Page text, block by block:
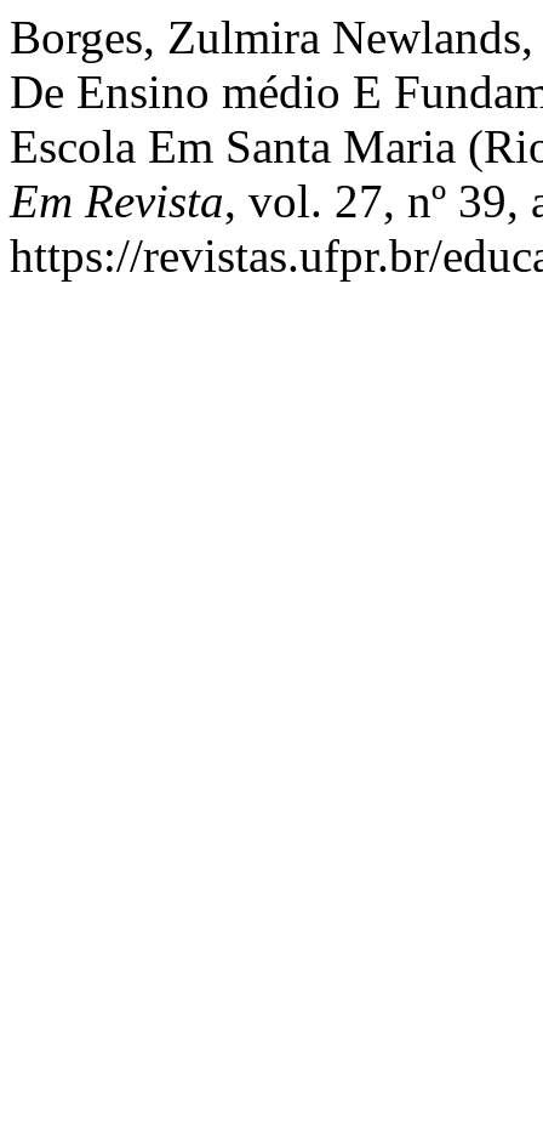
Borges, Zulmira Newlands,
De Ensino médio E
Escola Em Santa Maria
Em Revista, vol. 27, nº 39,
https://revistas.ufpr.br/